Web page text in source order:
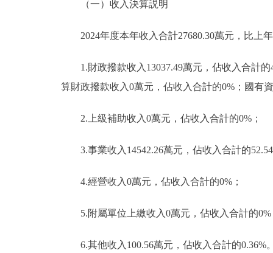
（一）收入決算説明
2024年度本年收入合計27680.30萬元，比上
1.財政撥款收入13037.49萬元，佔收入合計
算財政撥款收入0萬元，佔收入合計的0%；國有
2.上級補助收入0萬元，佔收入合計的0%；
3.事業收入14542.26萬元，佔收入合計的
4.經營收入0萬元，佔收入合計的0%；
5.附屬單位上繳收入0萬元，佔收入合計的
6.其他收入100.56萬元，佔收入合計的0.36%